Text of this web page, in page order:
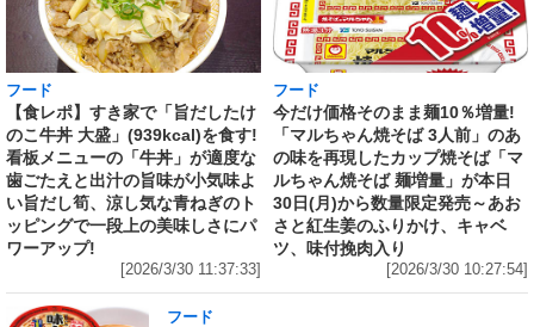
フード
【食レポ】すき家で「旨だしたけ
のこ牛丼 大盛」(939kcal)を食す!
看板メニューの「牛丼」が適度な
歯ごたえと出汁の旨味が小気味よ
い旨だし筍、涼し気な青ねぎのト
ッピングで一段上の美味しさにパ
ワーアップ!
[2026/3/30 11:37:33]
フード
今だけ価格そのまま麺10％増量!
「マルちゃん焼そば 3人前」のあ
の味を再現したカップ焼そば「マ
ルちゃん焼そば 麺増量」が本日
30日(月)から数量限定発売～あお
さと紅生姜のふりかけ、キャベ
ツ、味付挽肉入り
[2026/3/30 10:27:54]
フード